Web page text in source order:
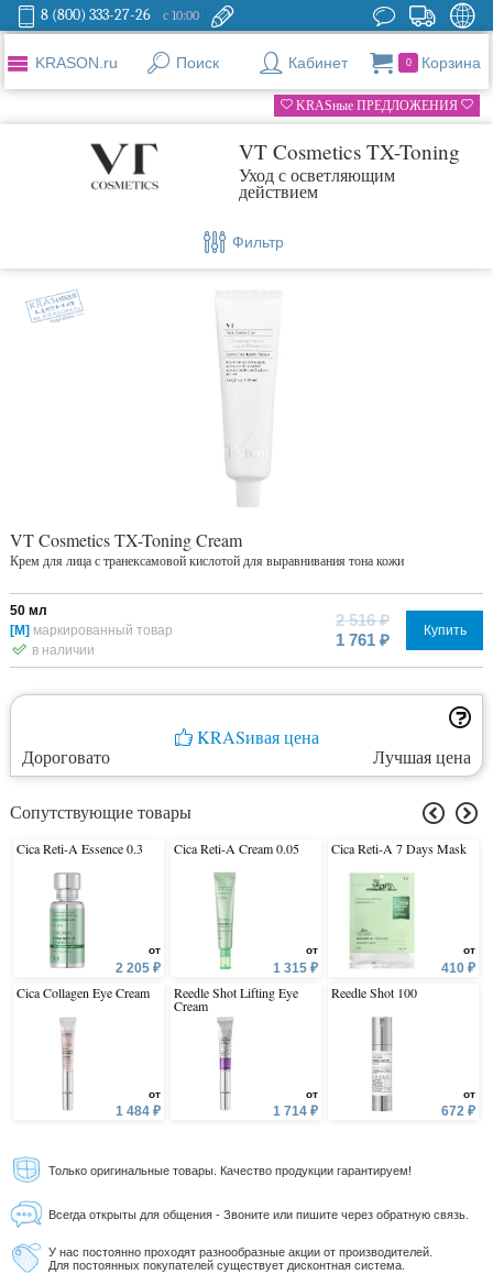
8 (800) 333-27-26 с 10:00
KRASON.ru Поиск Кабинет 0 Корзина
KRASные ПРЕДЛОЖЕНИЯ
VT Cosmetics TX-Toning
Уход с осветляющим
действием
Фильтр
VT Cosmetics TX-Toning Cream
Крем для лица с транексамовой кислотой для выравнивания тона кожи
50 мл
[М] маркированный товар
в наличии
2 516 ₽
1 761 ₽
Купить
KRASивая цена
Дороговато
Лучшая цена
Сопутствующие товары
Cica Reti-A Essence 0.3
от
2 205 ₽
Cica Collagen Eye Cream
от
1 484 ₽
Cica Reti-A Cream 0.05
от
1 315 ₽
Reedle Shot Lifting Eye
Cream
от
1 714 ₽
Cica Reti-A 7 Days Mask
от
410 ₽
Reedle Shot 100
от
672 ₽
Только оригинальные товары. Качество продукции гарантируем!
Всегда открыты для общения - Звоните или пишите через обратную связь.
У нас постоянно проходят разнообразные акции от производителей.
Для постоянных покупателей существует дисконтная система.